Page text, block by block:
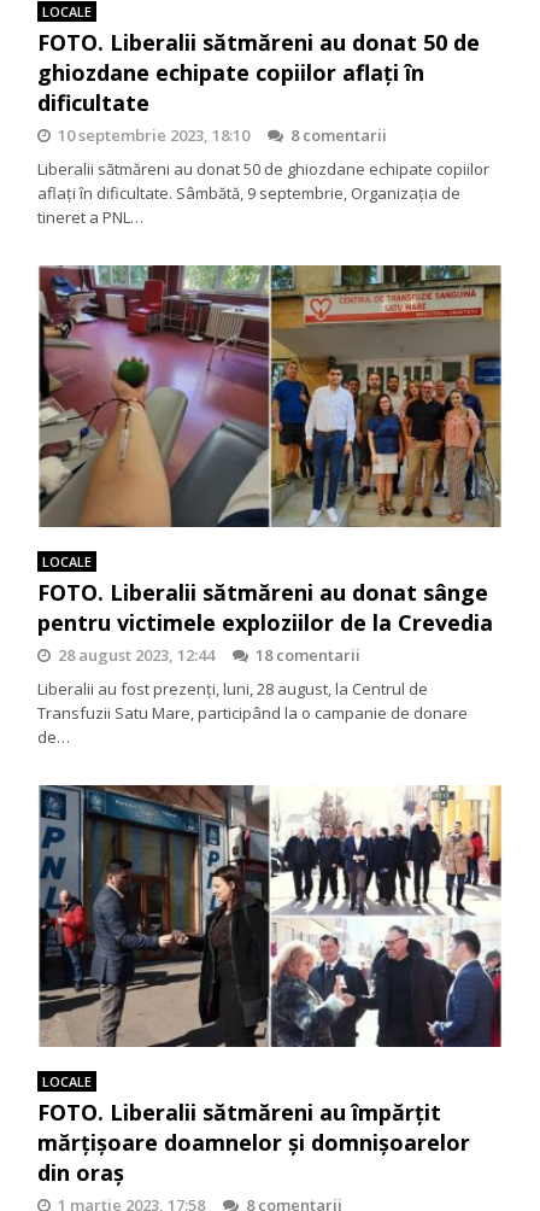
LOCALE
FOTO. Liberalii sătmăreni au donat 50 de
ghiozdane echipate copiilor aflați în
dificultate
10 septembrie 2023, 18:10
8 comentarii
Liberalii sătmăreni au donat 50 de ghiozdane echipate copiilor
aflați în dificultate. Sâmbătă, 9 septembrie, Organizația de
tineret a PNL…
LOCALE
FOTO. Liberalii sătmăreni au donat sânge
pentru victimele exploziilor de la Crevedia
28 august 2023, 12:44
18 comentarii
Liberalii au fost prezenți, luni, 28 august, la Centrul de
Transfuzii Satu Mare, participând la o campanie de donare
de…
LOCALE
FOTO. Liberalii sătmăreni au împărțit
mărțișoare doamnelor și domnișoarelor
din oraș
1 martie 2023, 17:58 8 comentarii